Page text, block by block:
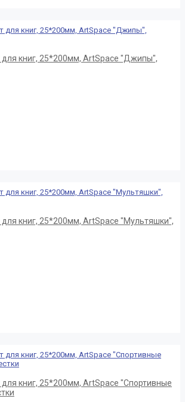
для книг, 25*200мм, ArtSpace "Джипы",
для книг, 25*200мм, ArtSpace "Мультяшки",
для книг, 25*200мм, ArtSpace "Спортивные